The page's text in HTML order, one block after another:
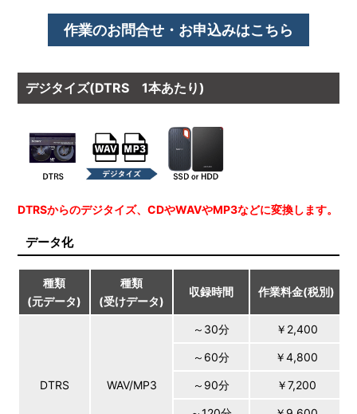
作業のお問合せ・お申込みはこちら
デジタイズ(DTRS 1本あたり)
DTRSからのデジタイズ、CDやWAVやMP3などに変換します。
データ化
種類
(元データ)
種類
(受けデータ)
収録時間 作業料金(税別)
DTRS WAV/MP3
～30分 ￥2,400
～60分 ￥4,800
～90分 ￥7,200